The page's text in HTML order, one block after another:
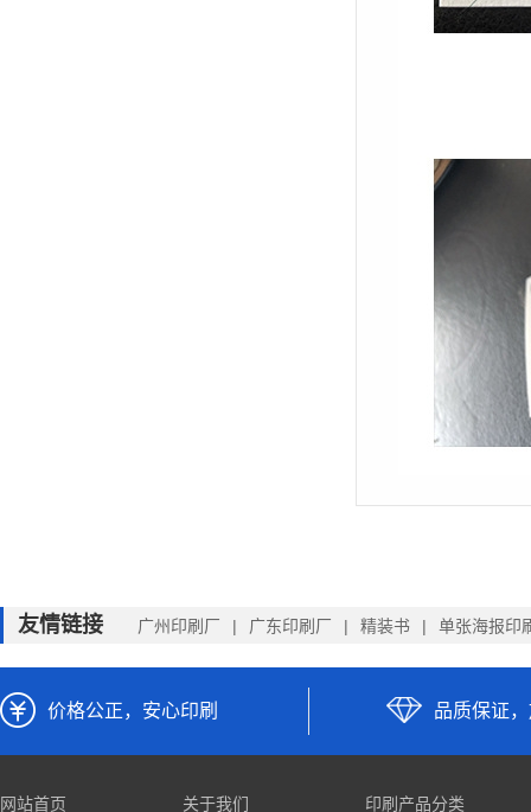
友情链接 广州印刷厂 广东印刷厂 精装书 单张海报印
价格公正，安心印刷 品质保证
网站首页 关于我们 印刷产品分类